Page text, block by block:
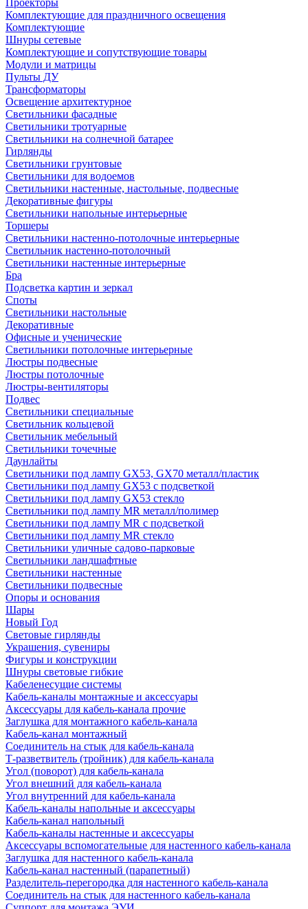
Проекторы
Комплектующие для праздничного освещения
Комплектующие
Шнуры сетевые
Комплектующие и сопутствующие товары
Модули и матрицы
Пульты ДУ
Трансформаторы
Освещение архитектурное
Светильники фасадные
Светильники тротуарные
Светильники на солнечной батарее
Гирлянды
Светильники грунтовые
Светильники для водоемов
Светильники настенные, настольные, подвесные
Декоративные фигуры
Светильники напольные интерьерные
Торшеры
Светильники настенно-потолочные интерьерные
Светильник настенно-потолочный
Светильники настенные интерьерные
Бра
Подсветка картин и зеркал
Споты
Светильники настольные
Декоративные
Офисные и ученические
Светильники потолочные интерьерные
Люстры подвесные
Люстры потолочные
Люстры-вентиляторы
Подвес
Светильники специальные
Светильник кольцевой
Светильник мебельный
Светильники точечные
Даунлайты
Светильники под лампу GX53, GX70 металл/пластик
Светильники под лампу GX53 с подсветкой
Светильники под лампу GX53 стекло
Светильники под лампу MR металл/полимер
Светильники под лампу MR с подсветкой
Светильники под лампу MR стекло
Светильники уличные садово-парковые
Светильники ландшафтные
Светильники настенные
Светильники подвесные
Опоры и основания
Шары
Новый Год
Световые гирлянды
Украшения, сувениры
Фигуры и конструкции
Шнуры световые гибкие
Кабеленесущие системы
Кабель-каналы монтажные и аксессуары
Аксессуары для кабель-канала прочие
Заглушка для монтажного кабель-канала
Кабель-канал монтажный
Соединитель на стык для кабель-канала
Т-разветвитель (тройник) для кабель-канала
Угол (поворот) для кабель-канала
Угол внешний для кабель-канала
Угол внутренний для кабель-канала
Кабель-каналы напольные и аксессуары
Кабель-канал напольный
Кабель-каналы настенные и аксессуары
Аксессуары вспомогательные для настенного кабель-канала
Заглушка для настенного кабель-канала
Кабель-канал настенный (парапетный)
Разделитель-перегородка для настенного кабель-канала
Соединитель на стык для настенного кабель-канала